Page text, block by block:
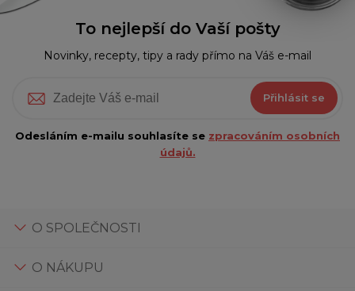
To nejlepší do Vaší pošty
Novinky, recepty, tipy a rady přímo na Váš e-mail
Přihlásit se
Odesláním e-mailu souhlasíte se zpracováním osobních
údajů.
O SPOLEČNOSTI
O NÁKUPU